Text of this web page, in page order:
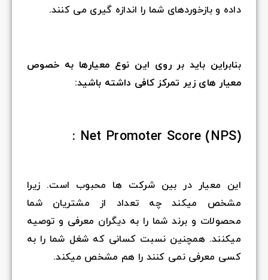
داده و بازخوردهای شما را اندازه گیری می کنند.
بنابراین باید بر روی این نوع معیارها به خصوص
معیار های زیر تمرکز کافی داشته باشید:
Net Promoter Score (NPS) :
این معیار در بین شرکت ها محبوب است. زیرا
مشخص میکند چه تعداد از مشتریان شما
محصولات و برند شما را به دیگران معرفی و توصیه
میکنند. همچنین نسبت کسانی که شغل شما را به
کسی معرفی نمی کنند را هم مشخص میکند.